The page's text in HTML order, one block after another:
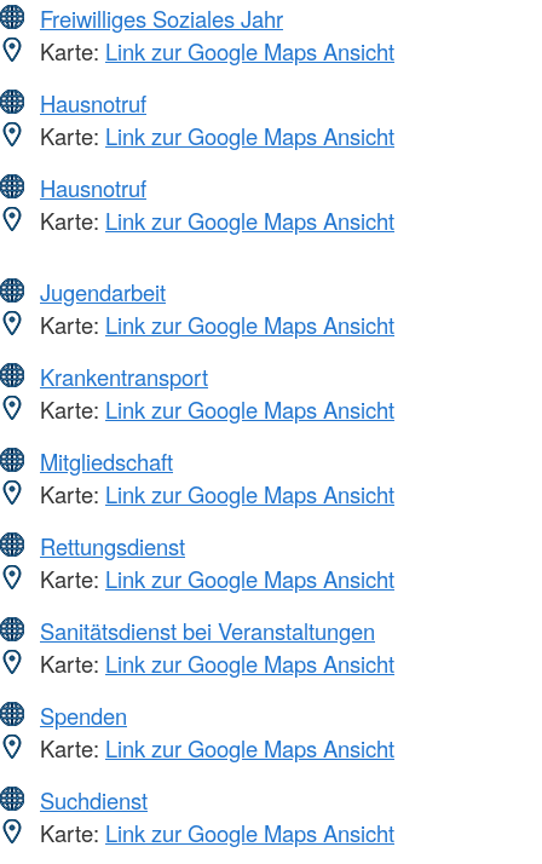
Freiwilliges Soziales Jahr
Karte: Link zur Google Maps Ansicht
Hausnotruf
Karte: Link zur Google Maps Ansicht
Hausnotruf
Karte: Link zur Google Maps Ansicht
Jugendarbeit
Karte: Link zur Google Maps Ansicht
Krankentransport
Karte: Link zur Google Maps Ansicht
Mitgliedschaft
Karte: Link zur Google Maps Ansicht
Rettungsdienst
Karte: Link zur Google Maps Ansicht
Sanitätsdienst bei Veranstaltungen
Karte: Link zur Google Maps Ansicht
Spenden
Karte: Link zur Google Maps Ansicht
Suchdienst
Karte: Link zur Google Maps Ansicht